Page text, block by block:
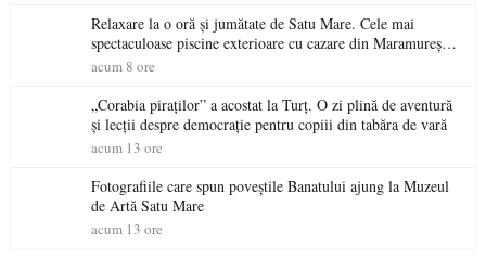
Relaxare la o oră și jumătate de Satu Mare. Cele mai
spectaculoase piscine exterioare cu cazare din Maramureș,
ideale pentru o escapadă de vară
acum 8 ore
„Corabia piraților” a acostat la Turț. O zi plină de aventură
și lecții despre democrație pentru copiii din tabăra de vară
acum 13 ore
Fotografiile care spun poveștile Banatului ajung la Muzeul
de Artă Satu Mare
acum 13 ore